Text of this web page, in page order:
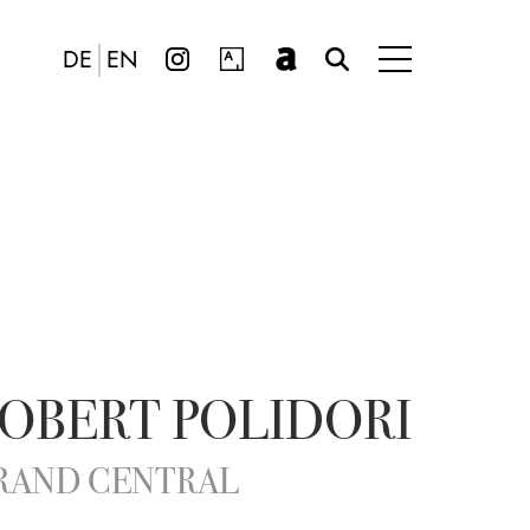
DE EN
POLIDORI
CENTRAL